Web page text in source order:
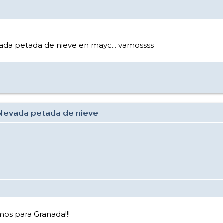
petada de nieve en mayo... vamossss
petada de nieve
para Granada!!!